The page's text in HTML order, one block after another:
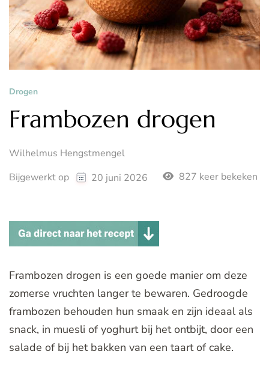
Drogen
Frambozen drogen
Wilhelmus Hengstmengel
Bijgewerkt op
20 juni 2026 827 keer bekeken
Frambozen drogen is een goede manier om deze
zomerse vruchten langer te bewaren. Gedroogde
frambozen behouden hun smaak en zijn ideaal als
snack, in muesli of yoghurt bij het ontbijt, door een
salade of bij het bakken van een taart of cake.